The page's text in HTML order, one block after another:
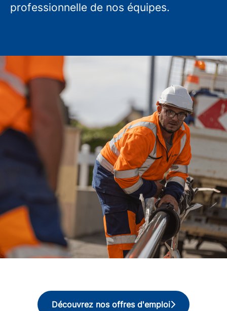
professionnelle de nos équipes.
Découvrez nos offres d'emploi